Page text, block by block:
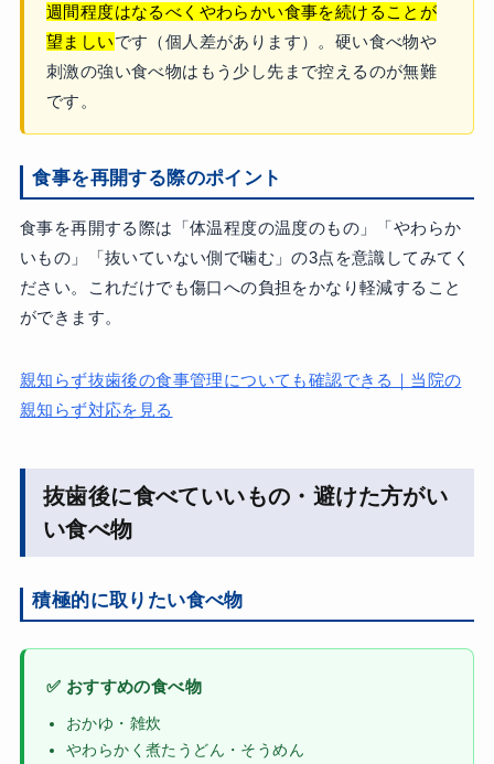
週間程度はなるべくやわらかい食事を続けることが
望ましいです（個人差があります）。硬い食べ物や
刺激の強い食べ物はもう少し先まで控えるのが無難
です。
食事を再開する際のポイント
食事を再開する際は「体温程度の温度のもの」「やわらか
いもの」「抜いていない側で噛む」の3点を意識してみてく
ださい。これだけでも傷口への負担をかなり軽減すること
ができます。
親知らず抜歯後の食事管理についても確認できる｜当院の
親知らず対応を見る
抜歯後に食べていいもの・避けた方がい
い食べ物
積極的に取りたい食べ物
✅ おすすめの食べ物
おかゆ・雑炊
やわらかく煮たうどん・そうめん